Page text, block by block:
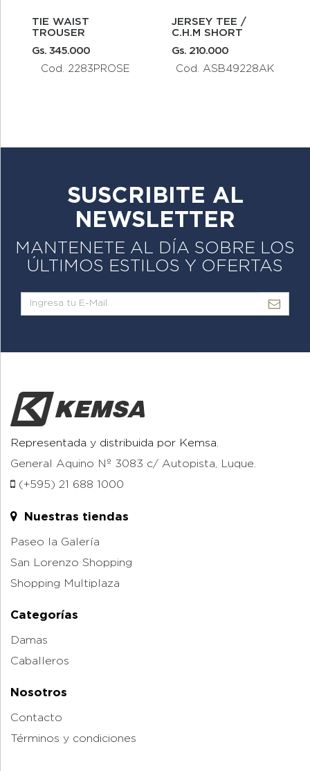
SHORT
ASB49228AK
GRAPHICS
Gs. 99.000
Cod. 7305A669
Gs.
SUSCRIBITE AL
NEWSLETTER
MANTENETE AL DÍA SOBRE LOS
ÚLTIMOS ESTILOS Y OFERTAS
Representada y distribuida por Kemsa.
General Aquino Nº 3083 c/ Autopista, Luque.
(+595) 21 688 1000
Nuestras tiendas
Paseo la Galería
San Lorenzo Shopping
Shopping Multiplaza
Categorías
Damas
Caballeros
Nosotros
Contacto
Términos y condiciones